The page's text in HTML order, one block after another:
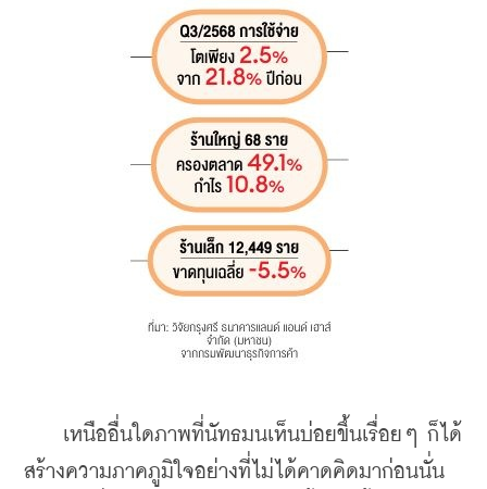
เหนืออื่นใดภาพที่นัทธมนเห็นบ่อยขึ้นเรื่อยๆ ก็ได้
สร้างความภาคภูมิใจอย่างที่ไม่ได้คาดคิดมาก่อนนั่น